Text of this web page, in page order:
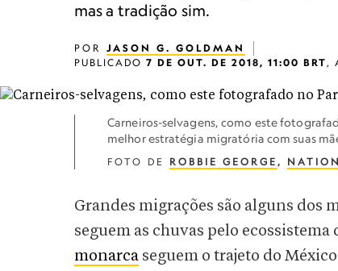
mas a tradição sim.
POR JASON G. GOLDMAN
PUBLICADO 7 DE OUT. DE 2018, 11:00 BRT,
Carneiros-selvagens, como este
melhor estratégia migratória com suas
FOTO DE ROBBIE GEORGE ,
Grandes migrações são alguns dos
seguem as chuvas pelo ecossistema
monarca seguem o trajeto do